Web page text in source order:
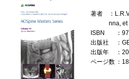
著者
：
nna, et
ISBN
：
出版社
：
出版年
：
ページ数 ：